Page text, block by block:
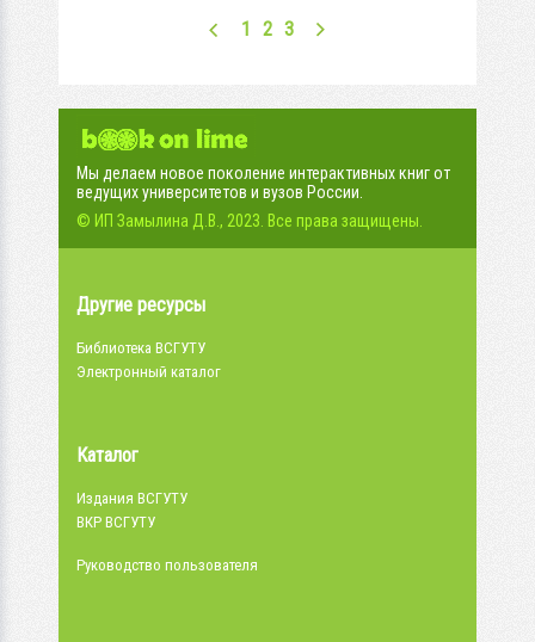
1 2 3
Мы делаем новое поколение интерактивных книг от
ведущих университетов и вузов России.
© ИП Замылина Д.В., 2023. Все права защищены.
Другие ресурсы
Библиотека ВСГУТУ
Электронный каталог
Каталог
Издания ВСГУТУ
ВКР ВСГУТУ
Руководство пользователя